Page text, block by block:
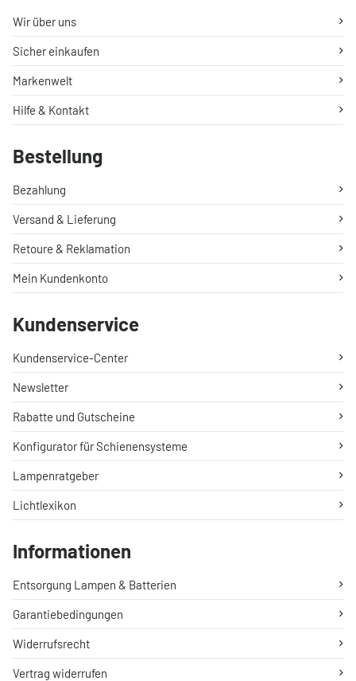
Wir über uns
Sicher einkaufen
Markenwelt
Hilfe & Kontakt
Bestellung
Bezahlung
Versand & Lieferung
Retoure & Reklamation
Mein Kundenkonto
Kundenservice
Kundenservice-Center
Newsletter
Rabatte und Gutscheine
Konfigurator für Schienensysteme
Lampenratgeber
Lichtlexikon
Informationen
Entsorgung Lampen & Batterien
Garantiebedingungen
Widerrufsrecht
Vertrag widerrufen